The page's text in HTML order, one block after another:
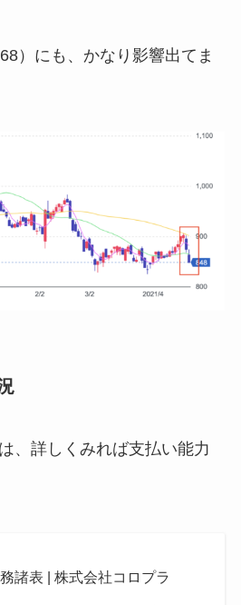
）にも、かなり影響出てま
、詳しくみれば支払い能力
諸表 | 株式会社コロプラ